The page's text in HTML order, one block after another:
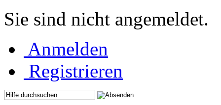
Sie sind nicht angemeldet.
Anmelden
Registrieren